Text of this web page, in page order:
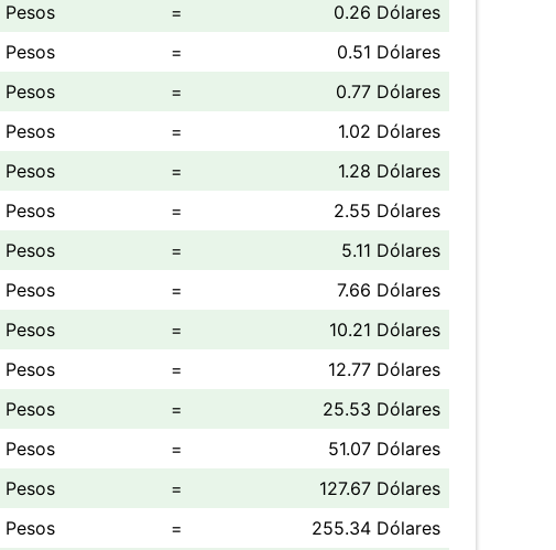
Pesos =
0.26 Dólares
=
0.51 Dólares
=
0.77 Dólares
=
1.02 Dólares
=
1.28 Dólares
=
2.55 Dólares
=
5.11 Dólares
=
7.66 Dólares
=
10.21 Dólares
=
12.77 Dólares
=
25.53 Dólares
=
51.07 Dólares
=
127.67 Dólares
= 255.34 Dólares